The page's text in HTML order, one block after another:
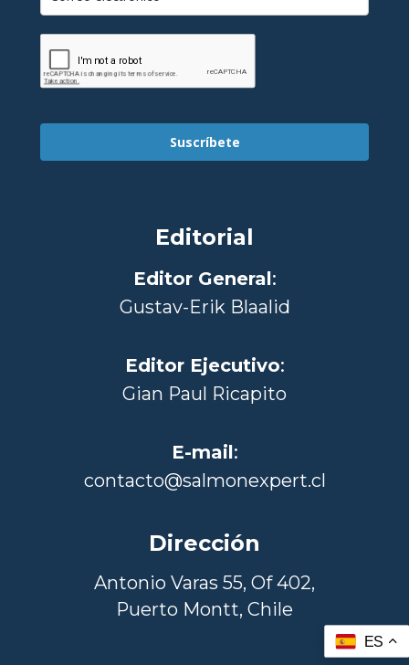
Suscríbete
Editorial
Editor General:
Gustav-Erik Blaalid
Editor Ejecutivo:
Gian Paul Ricapito
E-mail:
contacto@salmonexpert.cl
Dirección
Antonio Varas 55, Of 402,
Puerto Montt, Chile
ES